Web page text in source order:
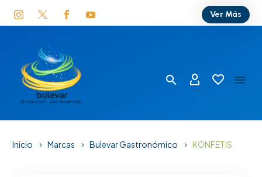
Ver Más
Inicio Marcas Bulevar Gastronómico KONFETIS